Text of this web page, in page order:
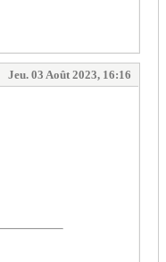
Jeu. 03 Août 2023, 16:16